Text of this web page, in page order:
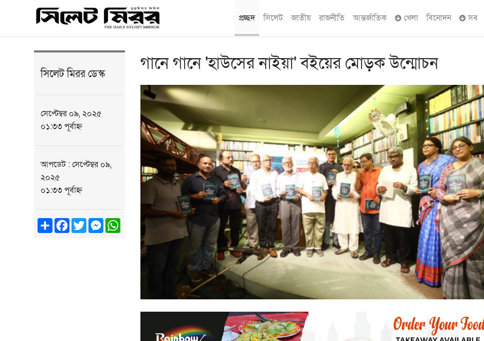
প্রচ্ছদ সিলেট জাতীয় রাজনীতি আন্তর্জাতিক খেলা বিনোদন সব
সিলেট মিরর ডেস্ক
সেপ্টেম্বর ০৯, ২০২৫
০১:৩৩ পূর্বাহ্ন
আপডেট : সেপ্টেম্বর ০৯,
২০২৫
০১:৩৩ পূর্বাহ্ন
ShareFacebook
TwitterMessenger
WhatsApp
গানে গানে 'হাউসের নাইয়া' বইয়ের মোড়ক উন্মোচন